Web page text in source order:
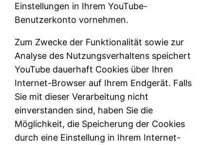
Einstellungen in Ihrem YouTube-
Benutzerkonto vornehmen.
Zum Zwecke der Funktionalität sowie zur
Analyse des Nutzungsverhaltens speichert
YouTube dauerhaft Cookies über Ihren
Internet-Browser auf Ihrem Endgerät. Falls
Sie mit dieser Verarbeitung nicht
einverstanden sind, haben Sie die
Möglichkeit, die Speicherung der Cookies
durch eine Einstellung in Ihrem Internet-